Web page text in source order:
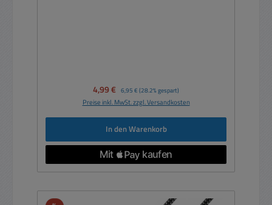
Verkaufspreis:
4,99 € Regulärer Preis:
6,95 € (28.2% gespart)
Preise inkl. MwSt. zzgl. Versandkosten
In den Warenkorb